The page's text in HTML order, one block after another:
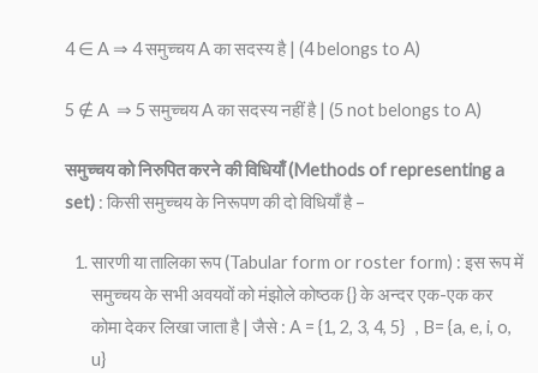
4 ∈ A ⇒ 4 समुच्चय A का सदस्य है | (4 belongs to A)
5 ∉ A ⇒ 5 समुच्चय A का सदस्य नहीं है | (5 not belongs to A)
समुच्चय को निरुपित करने की विधियाँ (Methods of representing a
set): किसी समुच्चय के निरूपण की दो विधियाँ है –
सारणी या तालिका रूप (Tabular form or roster form) : इस रूप में
समुच्चय के सभी अवयवों को मंझोले कोष्ठक {} के अन्दर एक-एक कर
कोमा देकर लिखा जाता है | जैसे : A = {1, 2, 3, 4, 5} , B= {a, e, i, o,
u}